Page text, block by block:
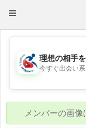
Toggle
💖
理想の相手
今すぐ出会い
メンバーの画